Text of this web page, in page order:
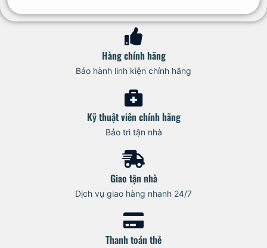
Hàng chính hãng
Bảo hành linh kiện chính hãng
Kỹ thuật viên chính hãng
Bảo trì tận nhà
Giao tận nhà
Dịch vụ giao hàng nhanh 24/7
Thanh toán thẻ